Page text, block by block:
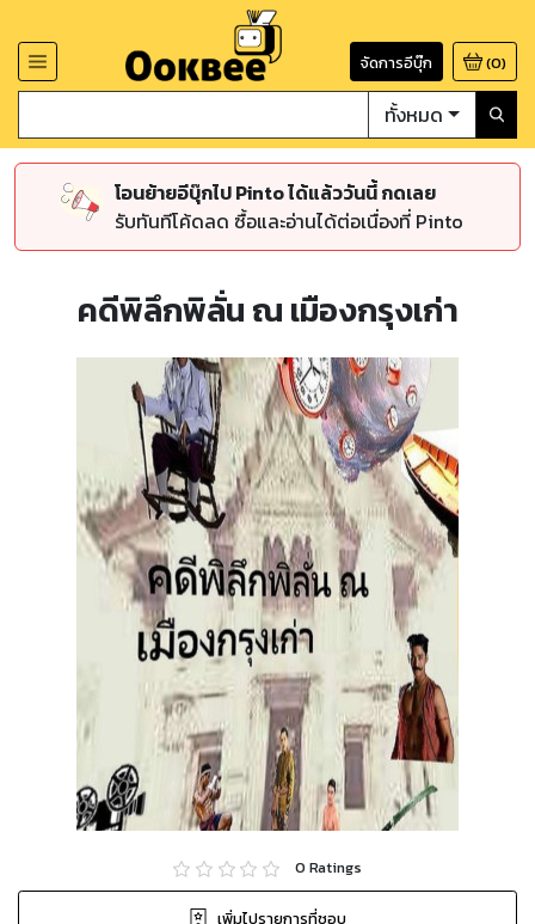
จัดการอีบุ๊ก (0)
ทั้งหมด
โอนย้ายอีบุ๊กไป Pinto ได้แล้ววันนี้ กดเลย
รับทันทีโค้ดลด ซื้อและอ่านได้ต่อเนื่องที่ Pinto
คดีพิลึกพิลั่น ณ เมืองกรุงเก่า
0 Ratings
เพิ่มไปรายการที่ชอบ